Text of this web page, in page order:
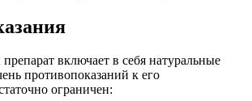
включает в себя натуральные
противопоказаний к его
ограничен: